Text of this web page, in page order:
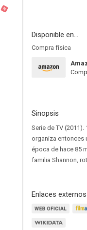
N
Disponible en...
Compra física
Sinopsis
Serie de TV
organiza entonces
época de hace 85
familia Shannon,
Enlaces externos